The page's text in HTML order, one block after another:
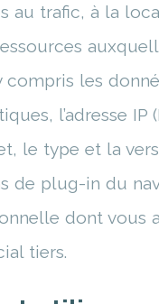
au trafic, à la
les
l’adresse
le type et la
de plug-in du
dont vous
tiers.